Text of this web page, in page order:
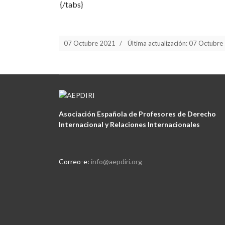
{/tabs}
07 Octubre 2021 Última actualización: 07 Octubre
Asociación Española de Profesores de Derecho
Internacional y Relaciones Internacionales
Correo-e: info@aepdiri.org